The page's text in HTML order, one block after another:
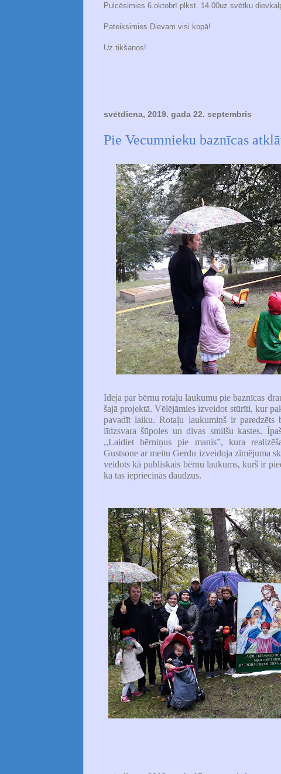
Pulcēsimies 6.oktobrī plkst. 14.00uz svētku
Pateiksimies Dievam visi kopā!
Uz tikšanos!
svētdiena, 2019. gada 22. septembris
Pie Vecumnieku baznīcas
Ideja par bērnu rotaļu laukumu pie baznīcas
šajā projektā. Vēlējāmies izveidot stūrīti, kur
pavadīt laiku. Rotaļu laukumiņš ir
līdzsvara šūpoles un divas smilšu kastes.
,,Laidiet bērniņus pie manis”, kura
Gustsone ar meitu Gerdu izveidoja zīmējuma
veidots kā publiskais bērnu laukums, kurš ir
ka tas iepriecinās daudzus.